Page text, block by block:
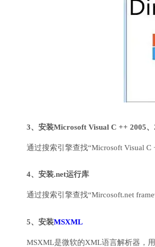
3、安装Microsoft Visual C ++ 2005
通过搜索引擎查找“Microsoft Visual C
4、安装.net运行库
通过搜索引擎查找“Mircosoft.net
5、安装MSXML
MSXML是微软的XML语言解析器，